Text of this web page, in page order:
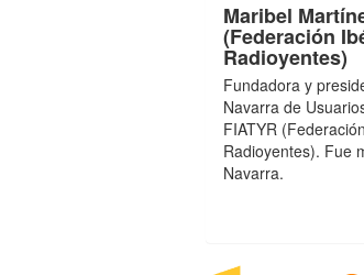
Maribel
(Federación
Radioyentes)
Fundadora y
Navarra de
FIATYR
Radioyentes). Fue
Navarra.